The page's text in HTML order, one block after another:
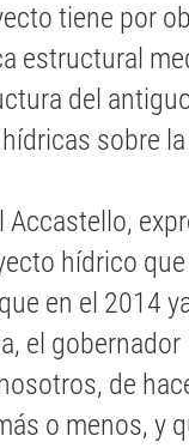
tiene por
estructural
del
sobre
hídrico
en el 2014
el
de
o menos, y